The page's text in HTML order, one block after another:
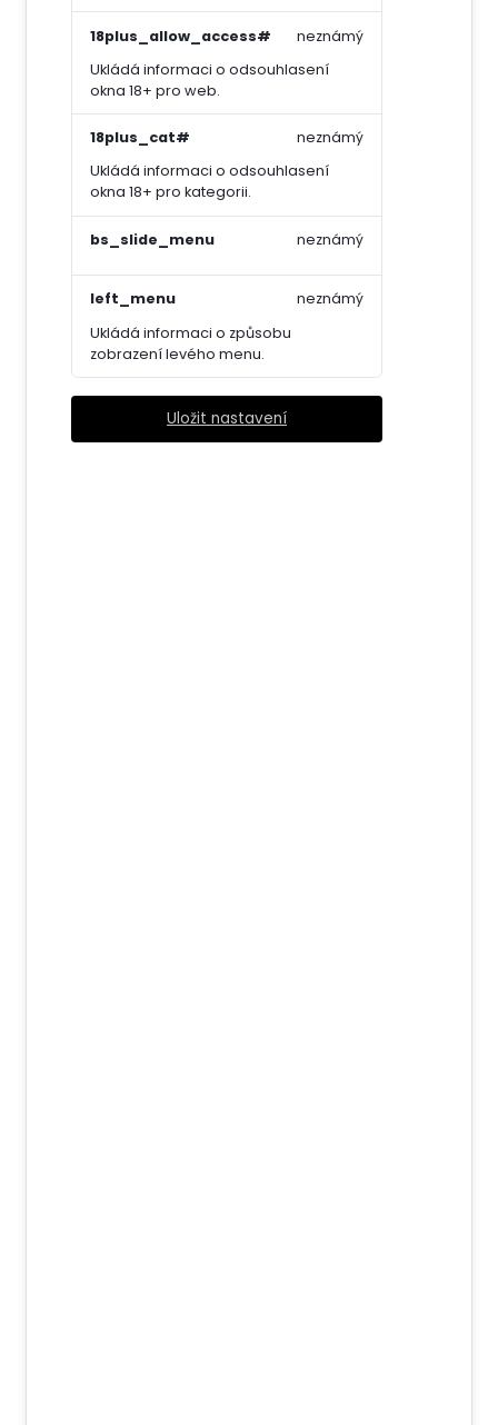
18plus_allow_access#
Ukládá informaci o odsouhlasení
okna 18+ pro web.
neznámý
18plus_cat#
Ukládá informaci o odsouhlasení
okna 18+ pro kategorii.
neznámý
bs_slide_menu neznámý
left_menu
Ukládá informaci o způsobu
zobrazení levého menu.
neznámý
Uložit nastavení